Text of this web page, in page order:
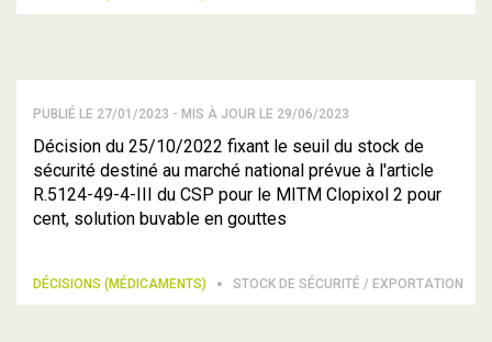
PUBLIÉ LE 27/01/2023 - MIS À JOUR LE 29/06/2023
Décision du 25/10/2022 fixant le seuil du stock de
sécurité destiné au marché national prévue à l'article
R.5124-49-4-III du CSP pour le MITM Clopixol 2 pour
cent, solution buvable en gouttes
DÉCISIONS (MÉDICAMENTS) STOCK DE SÉCURITÉ / EXPORTATION